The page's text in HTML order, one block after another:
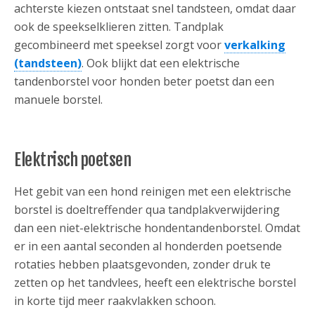
achterste kiezen ontstaat snel tandsteen, omdat daar
ook de speekselklieren zitten. Tandplak
gecombineerd met speeksel zorgt voorverkalking
(tandsteen). Ook blijkt dat een elektrische
tandenborstel voor honden beter poetst dan een
manuele borstel.
Elektrisch poetsen
Het gebit van een hond reinigen met een elektrische
borstel is doeltreffender qua tandplakverwijdering
dan een niet-elektrische hondentandenborstel. Omdat
er in een aantal seconden al honderden poetsende
rotaties hebben plaatsgevonden, zonder druk te
zetten op het tandvlees, heeft een elektrische borstel
in korte tijd meer raakvlakken schoon.